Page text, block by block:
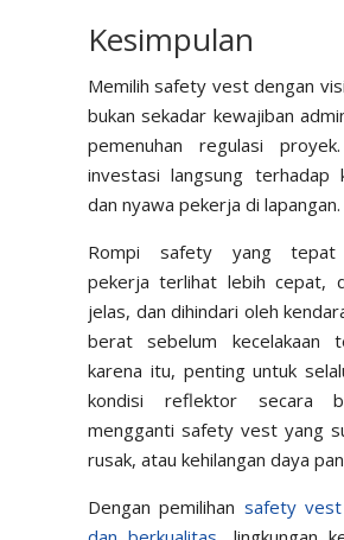
Kesimpulan
Memilih safety vest dengan
bukan sekadar kewajiban
pemenuhan regulasi
investasi langsung terhadap
dan nyawa pekerja di lapangan.
Rompi safety yang tepat
pekerja terlihat lebih cepat,
jelas, dan dihindari oleh
berat sebelum kecelakaan
karena itu, penting untuk
kondisi reflektor secara
mengganti safety vest yang
rusak, atau kehilangan daya
Dengan pemilihan safety